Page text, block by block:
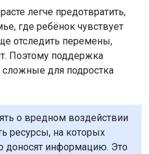
легче предотвратить,
где ребёнок чувствует
отследить перемены,
Поэтому поддержка
для подростка
о вредном воздействии
ресурсы, на которых
доносят информацию. Это